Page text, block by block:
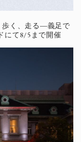
歩く、走る―義足で
にて8/5まで開催